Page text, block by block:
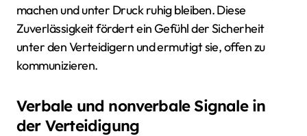
machen und unter Druck ruhig bleiben. Diese
Zuverlässigkeit fördert ein Gefühl der Sicherheit
unter den Verteidigern und ermutigt sie, offen zu
kommunizieren.
Verbale und nonverbale Signale in
der Verteidigung